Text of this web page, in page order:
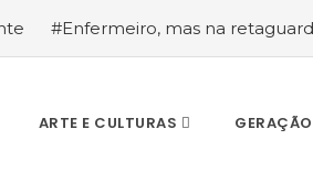
#Enfermeiro, mas na
ARTE E CULTURAS